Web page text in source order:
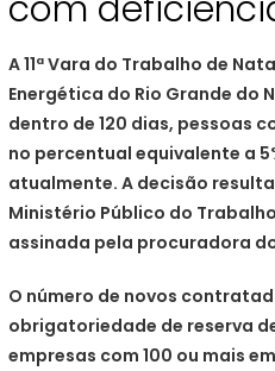
A 11ª Vara do Trabalho de
Energética do Rio Grande
dentro de 120 dias, pessoas
no percentual equivalente a
atualmente. A decisão
Ministério Público do
assinada pela procuradora
O número de novos
obrigatoriedade de reserva
empresas com 100 ou mais